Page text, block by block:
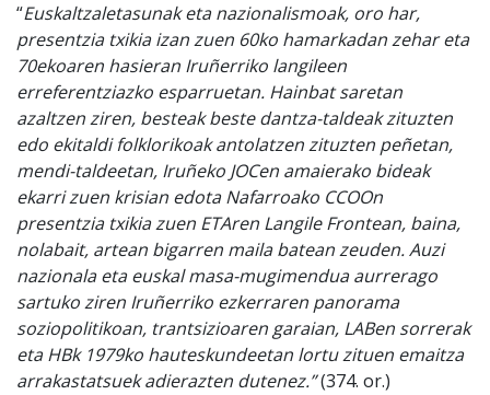
“Euskaltzaletasunak eta nazionalismoak, oro har,
presentzia txikia izan zuen 60ko hamarkadan zehar eta
70ekoaren hasieran Iruñerriko langileen
erreferentziazko esparruetan. Hainbat saretan
azaltzen ziren, besteakbeste dantza-taldeak zituzten
edo ekitaldi folklorikoak antolatzen zituzten peñetan,
mendi-taldeetan, Iruñeko JOCen amaierako bideak
ekarri zuen krisian edota Nafarroako CCOOn
presentzia txikia zuen ETAren Langile Frontean, baina,
nolabait, artean bigarren maila batean zeuden. Auzi
nazionala eta euskal masa-mugimendua aurrerago
sartuko ziren Iruñerriko ezkerraren panorama
soziopolitikoan, trantsizioaren garaian, LABen sorrerak
eta HBk 1979ko hauteskundeetan lortu zituen emaitza
arrakastatsuek adierazten dutenez.”(374. or.)